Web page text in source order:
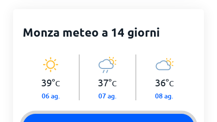
Monza meteo a 14 giorni
39°C
06 ag.
37°C
07 ag.
36°C
08 ag.